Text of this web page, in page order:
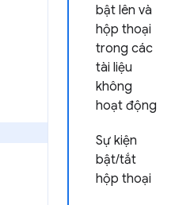
bật lên và
hộp thoại
trong các
tài liệu
không
hoạt động
Sự kiện
bật/tắt
hộp thoại